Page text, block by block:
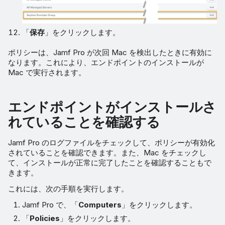
「保存 」をクリックします。
ポリシーは、Jamf Pro が次回 Mac を検出したときに有効に
なります。これにより、エンドポイントのインストールが
Mac で実行されます。
エンドポイントがインストールさ
れていることを確認する
Jamf Pro のログファイルをチェックして、ポリシーが有効化
されていることを確認できます。また、Mac をチェックし
て、インストールが正常に完了したことを確認することもで
きます。
これには、次の手順を実行します。
Jamf Pro で、「Computers 」をクリックします。
「Policies 」をクリックします。